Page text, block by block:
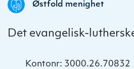
Østfold menighet
Det evangelisk-
Kontonr: 3000.26.70832